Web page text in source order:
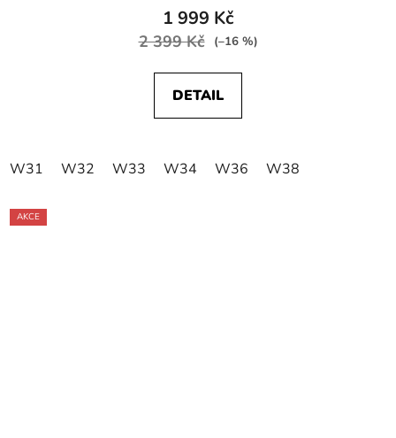
1 999 Kč
2 399 Kč (–16 %)
DETAIL
W31 W32 W33 W34 W36 W38
AKCE